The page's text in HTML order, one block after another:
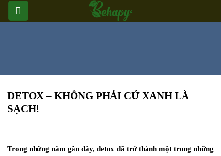
DETOX – KHÔNG PHẢI CỨ XANH LÀ
SẠCH!
Trong những năm gần đây, detox đã trở thành một trong những